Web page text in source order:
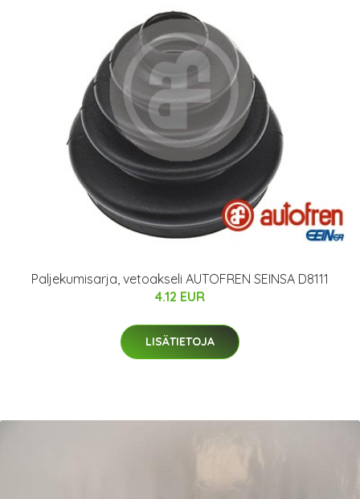
Paljekumisarja, vetoakseli AUTOFREN SEINSA D8111
4.12 EUR
LISÄTIETOJA